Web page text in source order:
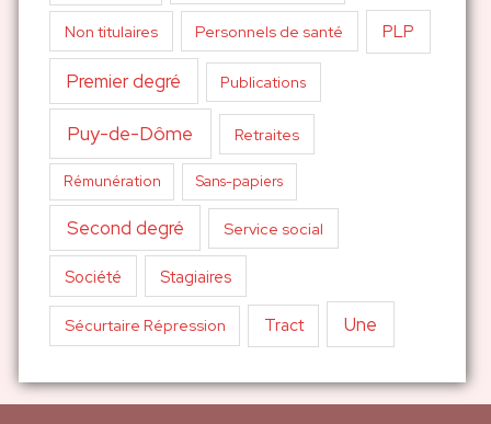
Non titulaires Personnels de santé PLP
Premier degré Publications
Puy-de-Dôme Retraites
Rémunération Sans-papiers
Second degré Service social
Société Stagiaires
Sécurtaire Répression Tract Une